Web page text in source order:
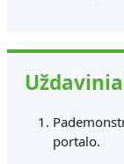
portalo.